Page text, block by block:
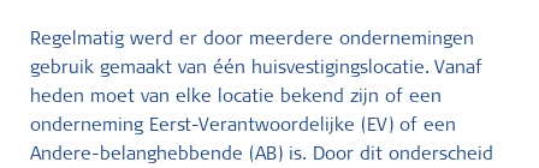
Regelmatig werd er door meerdere ondernemingen
gebruik gemaakt van één huisvestigingslocatie. Vanaf
heden moet van elke locatie bekend zijn of een
onderneming Eerst-Verantwoordelijke (EV) of een
Andere-belanghebbende (AB) is. Door dit onderscheid